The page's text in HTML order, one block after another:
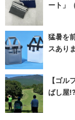
ート」
猛暑を
スあり
【ゴ
ばし屋